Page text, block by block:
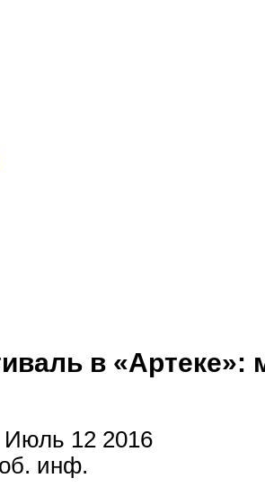
в «Артеке»:
Июль 12 2016
инф.